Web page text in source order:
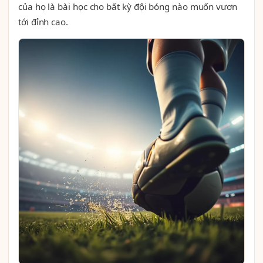
của họ là bài học cho bất kỳ đội bóng nào muốn vươn
tới đỉnh cao.